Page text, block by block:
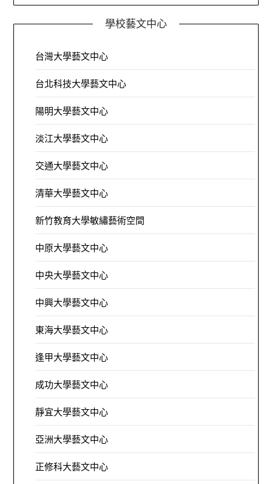
學校藝文中心
台灣大學藝文中心
台北科技大學藝文中心
陽明大學藝文中心
淡江大學藝文中心
交通大學藝文中心
清華大學藝文中心
新竹教育大學敏繡藝術空間
中原大學藝文中心
中央大學藝文中心
中興大學藝文中心
東海大學藝文中心
逢甲大學藝文中心
成功大學藝文中心
靜宜大學藝文中心
亞洲大學藝文中心
正修科大藝文中心